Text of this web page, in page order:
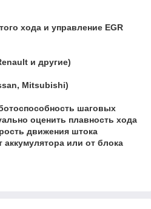
хода и управление EGR
и другие)
Mitsubishi)
шаговых
оценить плавность хода
движения штока
аккумулятора или от блока